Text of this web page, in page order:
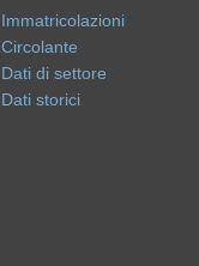
Immatricolazioni
Circolante
Dati di settore
Dati storici